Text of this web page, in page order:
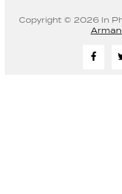
Copyright © 2026 In